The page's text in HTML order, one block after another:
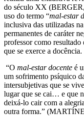
do século XX (BERGER,
uso do termo “mal-estar
inclusiva das utilizadas
permanentes de caráter
professor como resultado
que se exerce a docência.
“O mal-estar docente é
um sofrimento psíquico
intersubjetivas que se
lugar que se cai… e que
deixá-lo cair com a
outra forma.”